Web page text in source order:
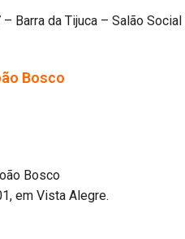
Barra da Tijuca – Salão Social
Bosco
Bosco
em Vista Alegre.